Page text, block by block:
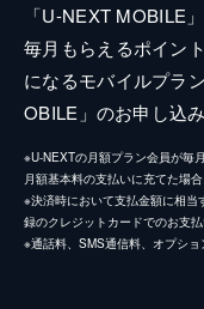
「U-NEXT MOBILE
毎月もらえるポイン
になるモバイルプラ
OBILE」のお申し込
※U-NEXTの月額プラン会員が毎
月額基本料の支払いに充てた場合
※決済時において支払金額に相
録のクレジットカードでのお支払
※通話料、SMS通信料、オプショ